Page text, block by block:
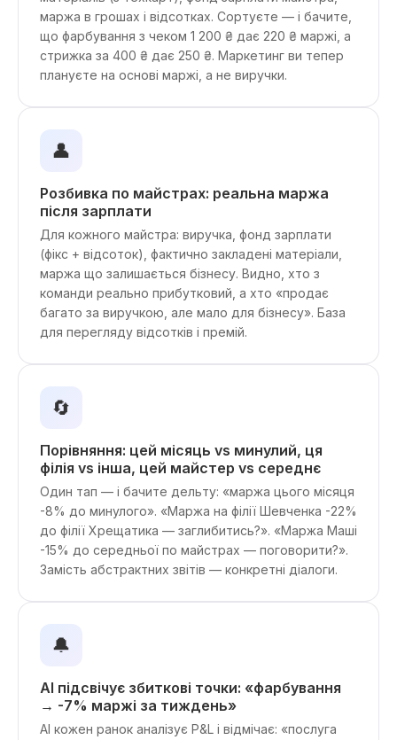
маржа в грошах і відсотках. Сортуєте — і бачите,
що фарбування з чеком 1 200 ₴ дає 220 ₴ маржі, а
стрижка за 400 ₴ дає 250 ₴. Маркетинг ви тепер
плануєте на основі маржі, а не виручки.
👤
Розбивка по майстрах: реальна маржа
після зарплати
Для кожного майстра: виручка, фонд зарплати
(фікс + відсоток), фактично закладені матеріали,
маржа що залишається бізнесу. Видно, хто з
команди реально прибутковий, а хто «продає
багато за виручкою, але мало для бізнесу». База
для перегляду відсотків і премій.
🔄
Порівняння: цей місяць vs минулий, ця
філія vs інша, цей майстер vs середнє
Один тап — і бачите дельту: «маржа цього місяця
-8% до минулого». «Маржа на філії Шевченка -22%
до філії Хрещатика — заглибитись?». «Маржа Маші
-15% до середньої по майстрах — поговорити?».
Замість абстрактних звітів — конкретні діалоги.
🔔
AI підсвічує збиткові точки: «фарбування
→ -7% маржі за тиждень»
AI кожен ранок аналізує P&L і відмічає: «послуга